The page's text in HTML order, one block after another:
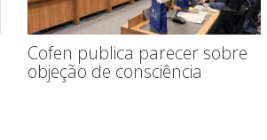
Cofen publica parecer sobre
objeção de consciência